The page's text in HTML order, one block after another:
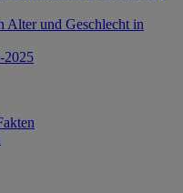
Alter und Geschlecht in
2025